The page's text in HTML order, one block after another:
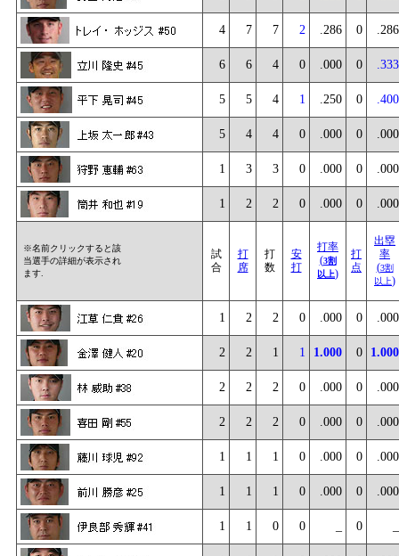
4 7 7 2 .286 0 .286
6 6 4 0 .000 0 .333
5 5 4 1 .250 0 .400
5 4 4 0 .000 0 .000
1 3 3 0 .000 0 .000
1 2 2 0 .000 0 .000
※名前クリックすると該
当選手の詳細が表示され
ます.
試
合
打
席
打
数
安
打
打率
(3割
以上)
打
点
出塁
率
(3割
以上)
1 2 2 0 .000 0 .000
2 2 1 1 1.000 0 1.000
2 2 2 0 .000 0 .000
2 2 2 0 .000 0 .000
1 1 1 0 .000 0 .000
1 1 1 0 .000 0 .000
1 1 0 0 0